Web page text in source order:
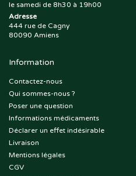
le samedi de 8h30 à 19h00
Adresse
444 rue de Cagny
80090 Amiens
Information
Contactez-nous
Qui sommes-nous ?
Poser une question
Informations médicaments
Déclarer un effet indésirable
Livraison
Mentions légales
CGV